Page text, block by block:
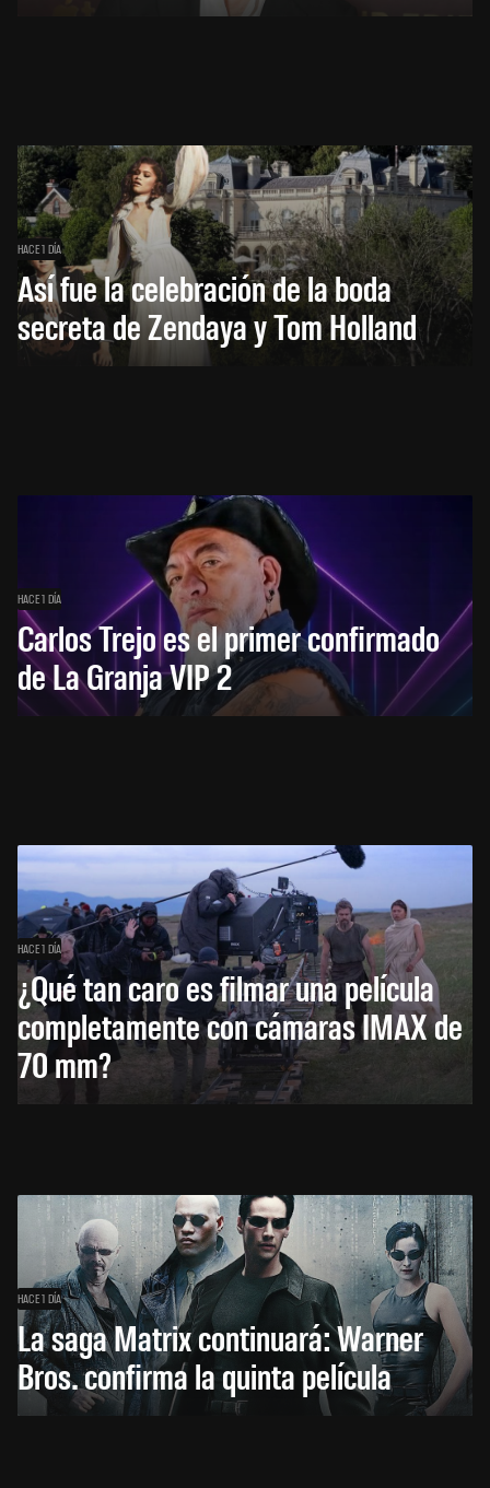
HACE 1 DÍA
Así fue la celebración de la boda
secreta de Zendaya y Tom Holland
HACE 1 DÍA
Carlos Trejo es el primer confirmado
de La Granja VIP 2
HACE 1 DÍA
¿Qué tan caro es filmar una película
completamente con cámaras IMAX de
70 mm?
HACE 1 DÍA
La saga Matrix continuará: Warner
Bros. confirma la quinta película